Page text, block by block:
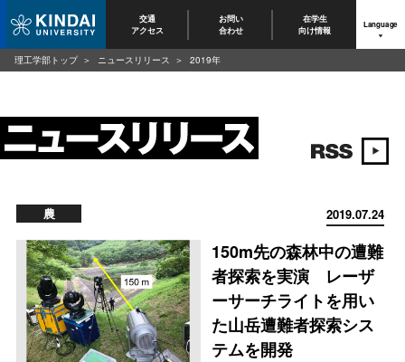
交通
アクセス
お問い
合わせ
在学生
向け情報
Language
農 2019.07.24
150m先の森林中の遭難
者探索を実演 レーザ
ーサーチライトを用い
た山岳遭難者探索シス
テムを開発
理工学部トップ ニュースリリース 2019年